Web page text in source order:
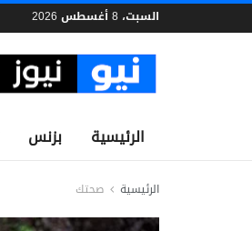
السبت، 8 أغسطس 2026
الرئيسية بزنس
الرئيسية صحتك